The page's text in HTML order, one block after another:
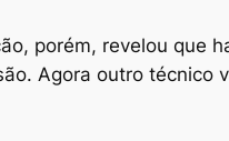
porém, revelou que
Agora outro técnico